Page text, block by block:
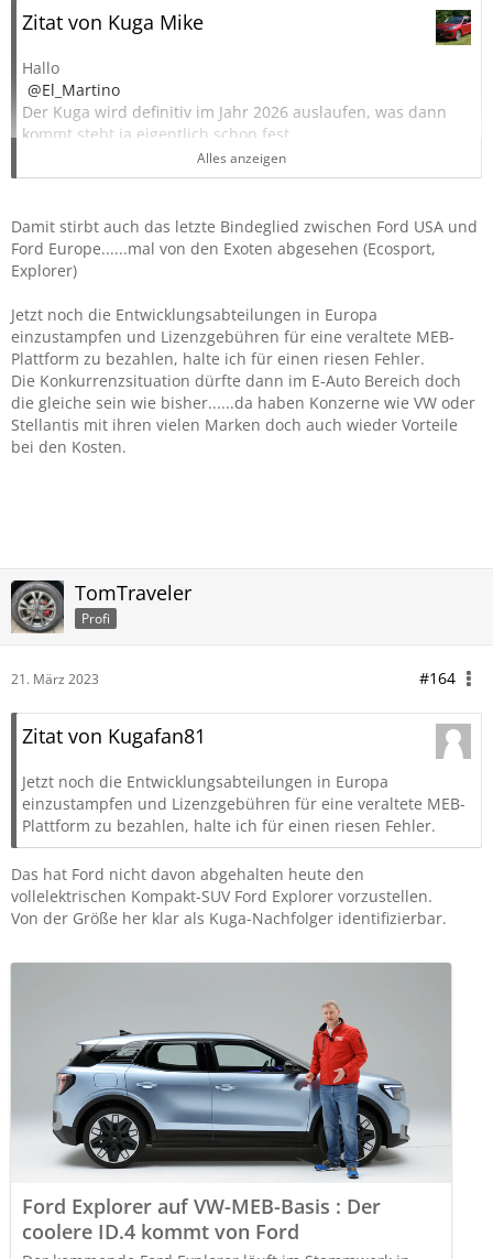
Zitat von Kuga Mike
Hallo
El_Martino
Der Kuga wird definitiv im Jahr 2026 auslaufen, was dann
kommt steht ja eigentlich schon fest.
Es werden dann nur noch 3-4 Vollelektro-Modelle
angeboten.
mit viel Marge konzentrieren, der Privatkunde wird auf
langer Sicht auf der Strecke bleiben.
Kuga Mike
Alles anzeigen
Damit stirbt auch das letzte Bindeglied zwischen Ford USA und
Ford Europe......mal von den Exoten abgesehen (Ecosport,
Explorer)
Jetzt noch die Entwicklungsabteilungen in Europa
einzustampfen und Lizenzgebühren für eine veraltete MEB-
Plattform zu bezahlen, halte ich für einen riesen Fehler.
Die Konkurrenzsituation dürfte dann im E-Auto Bereich doch
die gleiche sein wie bisher......da haben Konzerne wie VW oder
Stellantis mit ihren vielen Marken doch auch wieder Vorteile
bei den Kosten.
TomTraveler
Profi
21. März 2023 #164
Zitat von Kugafan81
Jetzt noch die Entwicklungsabteilungen in Europa
einzustampfen und Lizenzgebühren für eine veraltete MEB-
Plattform zu bezahlen, halte ich für einen riesen Fehler.
Das hat Ford nicht davon abgehalten heute den
vollelektrischen Kompakt-SUV Ford Explorer vorzustellen.
Von der Größe her klar als Kuga-Nachfolger identifizierbar.
Ford Explorer auf VW-MEB-Basis : Der
coolere ID.4 kommt von Ford